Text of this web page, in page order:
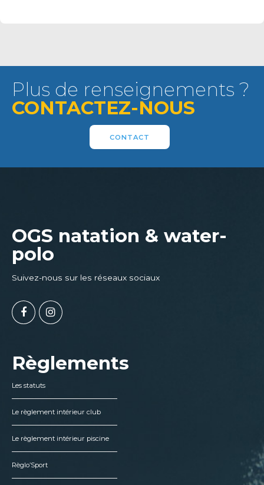
Plus de renseignements ?
CONTACTEZ-NOUS
CONTACT
OGS natation & water-
polo
Suivez-nous sur les réseaux sociaux
Règlements
Les statuts
Le règlement intérieur club
Le règlement intérieur piscine
Règlo’Sport